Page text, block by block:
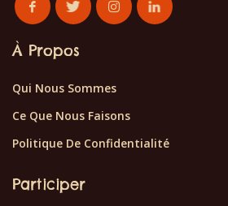
À Propos
Qui Nous Sommes
Ce Que Nous Faisons
Politique De Confidentialité
Participer